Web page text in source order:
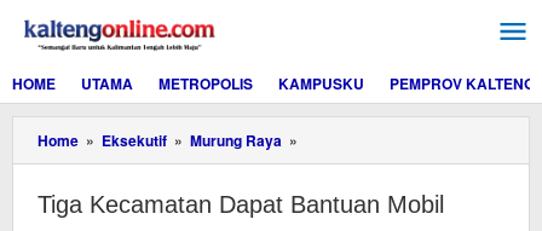
konten
HOME
UTAMA METROPOLIS KAMPUSKU PEMPROV KALTENG
Home » Eksekutif » Murung Raya »
Kecamatan
Bantuan
Tiga Kecamatan Dapat Bantuan Mobil